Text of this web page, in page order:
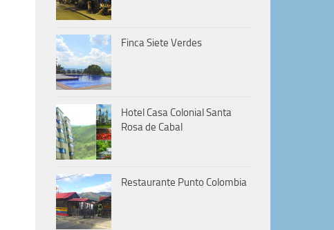
Finca Siete Verdes
Hotel Casa Colonial Santa
Rosa de Cabal
Restaurante Punto Colombia